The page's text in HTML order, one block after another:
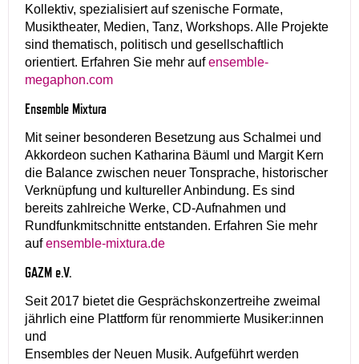
Kollektiv, spezialisiert auf szenische Formate,
Musiktheater, Medien, Tanz, Workshops. Alle Projekte
sind thematisch, politisch und gesellschaftlich
orientiert. Erfahren Sie mehr aufensemble-
megaphon.com
Ensemble Mixtura
Mit seiner besonderen Besetzung aus Schalmei und
Akkordeon suchen Katharina Bäuml und Margit Kern
die Balance zwischen neuer Tonsprache, historischer
Verknüpfung und kultureller Anbindung. Es sind
bereits zahlreiche Werke, CD-Aufnahmen und
Rundfunkmitschnitte entstanden. Erfahren Sie mehr
aufensemble-mixtura.de
GAZM e.V.
Seit 2017 bietet die Gesprächskonzertreihe zweimal
jährlich eine Plattform für renommierte Musiker:innen
und
Ensembles der Neuen Musik. Aufgeführt werden